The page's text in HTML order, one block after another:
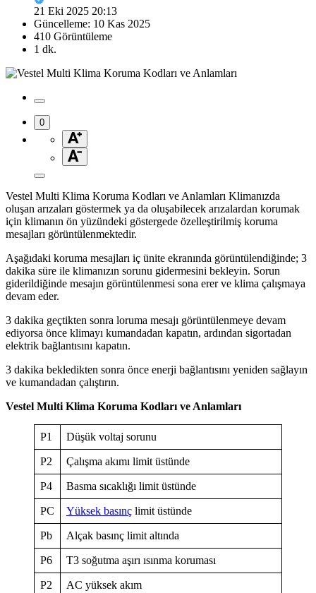
21 Eki 2025 20:13
Güncelleme: 10 Kas 2025
410 Görüntüleme
1 dk.
0
Vestel Multi Klima Koruma Kodları ve Anlamları Klimanızda
oluşan arızaları göstermek ya da oluşabilecek arızalardan korumak
için klimanın ön yüzündeki göstergede özelleştirilmiş koruma
mesajları görüntülenmektedir.
Aşağıdaki koruma mesajları iç ünite ekranında görüntülendiğinde; 3
dakika süre ile klimanızın sorunu gidermesini bekleyin. Sorun
giderildiğinde mesajın görüntülenmesi sona erer ve klima çalışmaya
devam eder.
3 dakika geçtikten sonra loruma mesajı görüntülenmeye devam
ediyorsa önce klimayı kumandadan kapatın, ardından sigortadan
elektrik bağlantısını kapatın.
3 dakika bekledikten sonra önce enerji bağlantısını yeniden sağlayın
ve kumandadan çalıştırın.
Vestel Multi Klima Koruma Kodları ve Anlamları
P1 Düşük voltaj sorunu
P2 Çalışma akımı limit üstünde
P4 Basma sıcaklığı limit üstünde
PC Yüksek basınç limit üstünde
Pb Alçak basınç limit altında
P6 T3 soğutma aşırı ısınma koruması
P2 AC yüksek akım